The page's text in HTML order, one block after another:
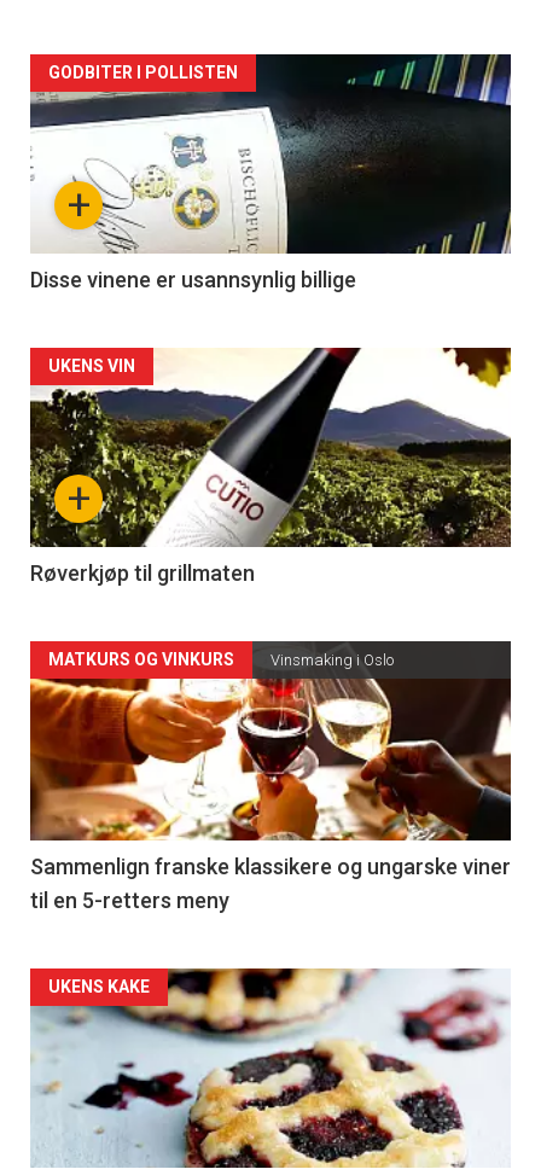
Forsiden
akkurat
nå
3
+
GODBITER I POLLISTEN
Disse vinene er usannsynlig billige
Forsiden
akkurat
nå
-
4
+
UKENS VIN
Røverkjøp til grillmaten
Forsiden
akkurat
nå
-
5
MATKURS OG VINKURS Vinsmaking i Oslo
Sammenlign franske klassikere og ungarske viner
til en 5-retters meny
Forsiden
akkurat
nå
UKENS KAKE